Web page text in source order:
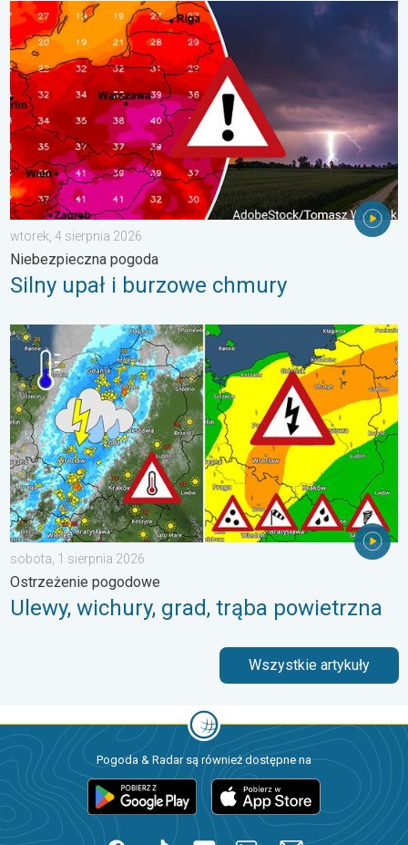
Silny upał i burzowe chmury. Niebezpieczna pogoda. . .
wtorek, 4 sierpnia 2026
Niebezpieczna pogoda
Silny upał i burzowe chmury
Ulewy, wichury, grad, trąba powietrzna. Ostrzeżenie
sobota, 1 sierpnia 2026
Ostrzeżenie pogodowe
Ulewy, wichury, grad, trąba powietrzna
Wszystkie artykuły
Pogoda & Radar są również dostępne na